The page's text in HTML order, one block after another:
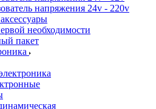
напряжения 24v - 220v
необходимости
пакет